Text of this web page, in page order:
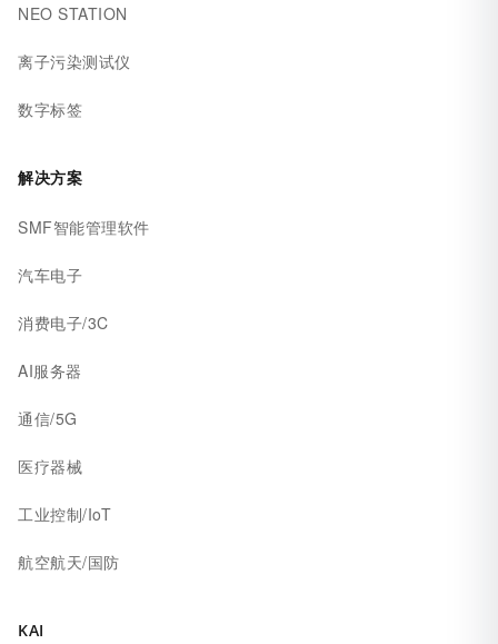
NEO STATION
离子污染测试仪
数字标签
解决方案
SMF智能管理软件
汽车电子
消费电子/3C
AI服务器
通信/5G
医疗器械
工业控制/IoT
航空航天/国防
KAI